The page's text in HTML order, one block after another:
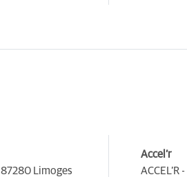
87280 Limoges
Accel’r